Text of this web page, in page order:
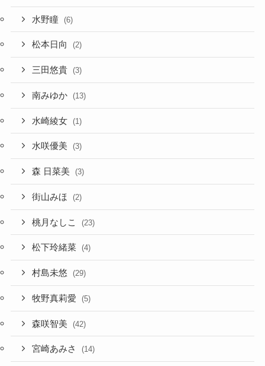
水野瞳 (6)
松本日向 (2)
三田悠貴 (3)
南みゆか (13)
水崎綾女 (1)
水咲優美 (3)
森 日菜美 (3)
街山みほ (2)
桃月なしこ (23)
松下玲緒菜 (4)
村島未悠 (29)
牧野真莉愛 (5)
森咲智美 (42)
宮崎あみさ (14)